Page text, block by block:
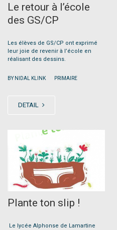
Le retour à l’école
des GS/CP
Les élèves de GS/CP ont exprimé
leur joie de revenir à l’école en
réalisant des dessins.
BY NIDAL KLINK PRIMAIRE
DETAIL
24
Plante ton slip !
Le lycée Alphonse de Lamartine